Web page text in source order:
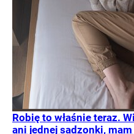
Robię to właśnie teraz.
ani jednej sadzonki, mam